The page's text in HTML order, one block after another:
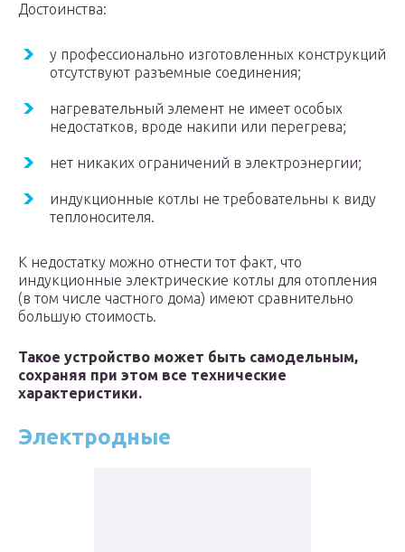
Достоинства:
у профессионально изготовленных конструкций
отсутствуют разъемные соединения;
нагревательный элемент не имеет особых
недостатков, вроде накипи или перегрева;
нет никаких ограничений в электроэнергии;
индукционные котлы не требовательны к виду
теплоносителя.
К недостатку можно отнести тот факт, что
индукционные электрические котлы для отопления
(в том числе частного дома) имеют сравнительно
большую стоимость.
Такое устройство может быть самодельным,
сохраняя при этом все технические
характеристики.
Электродные